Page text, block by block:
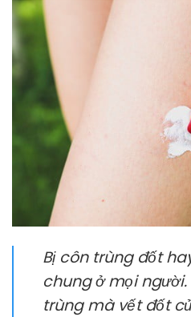
Bị côn trùng đốt
chung ở mọi
trùng mà vết đốt